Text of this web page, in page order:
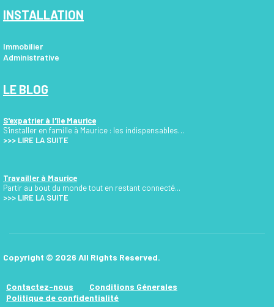
INSTALLATION
Immobilier
Administrative
LE BLOG
S'expatrier à l'île Maurice
S'installer en famille à Maurice : les indispensables…
>>> LIRE LA SUITE
Travailler à Maurice
Partir au bout du monde tout en restant connecté...
>>> LIRE LA SUITE
Copyright © 2026 All Rights Reserved.
Contactez-nous
Conditions Génerales
Politique de confidentialité